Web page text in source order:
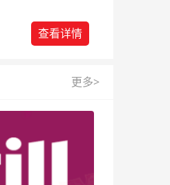
查看详情
更多>